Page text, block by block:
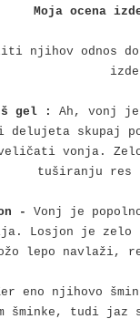
Moja ocena
njihov odnos
gel : Ah, vonj je
delujeta skupaj
vonja.
tuširanju res
- Vonj je
Losjon je
lepo navlaži,
eno njihovo
šminke, tudi